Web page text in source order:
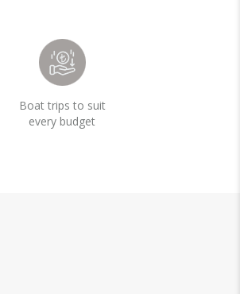
Boat trips to suit
every budget